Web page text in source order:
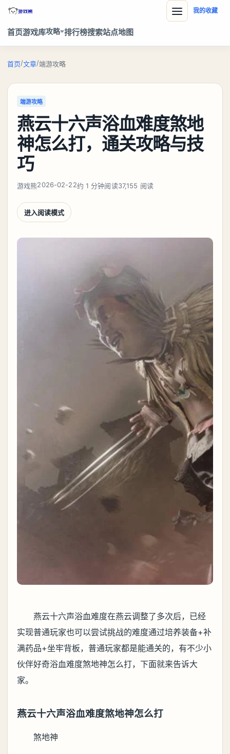
首页游戏库攻略 排行榜搜索站点地图
我的收藏
首页/文章/端游攻略
端游攻略
燕云十六声浴血难度煞地
神怎么打，通关攻略与技
巧
游戏熊2026-02-22约 1 分钟阅读37,155 阅读
进入阅读模式
燕云十六声浴血难度在燕云调整了多次后，已经
实现普通玩家也可以尝试挑战的难度通过培养装备+补
满药品+坐牢背板，普通玩家都是能通关的，有不少小
伙伴好奇浴血难度煞地神怎么打，下面就来告诉大
家。
燕云十六声浴血难度煞地神怎么打
煞地神